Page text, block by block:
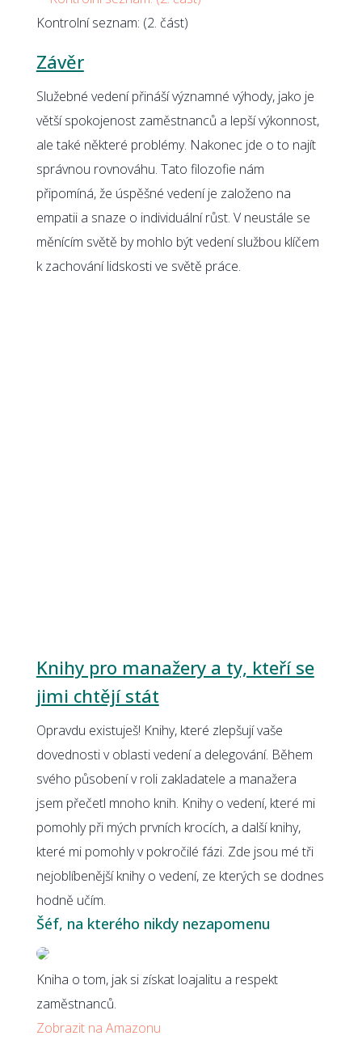
Kontrolní seznam: (2. část)
Závěr
Služebné vedení přináší významné výhody, jako je
větší spokojenost zaměstnanců a lepší výkonnost,
ale také některé problémy. Nakonec jde o to najít
správnou rovnováhu. Tato filozofie nám
připomíná, že úspěšné vedení je založeno na
empatii a snaze o individuální růst. V neustále se
měnícím světě by mohlo být vedení službou klíčem
k zachování lidskosti ve světě práce.
Knihy pro manažery a ty, kteří se
jimi chtějí stát
Opravdu existuješ! Knihy, které zlepšují vaše
dovednosti v oblasti vedení a delegování. Během
svého působení v roli zakladatele a manažera
jsem přečetl mnoho knih. Knihy o vedení, které mi
pomohly při mých prvních krocích, a další knihy,
které mi pomohly v pokročilé fázi. Zde jsou mé tři
nejoblíbenější knihy o vedení, ze kterých se dodnes
hodně učím.
Šéf, na kterého nikdy nezapomenu
Kniha o tom, jak si získat loajalitu a respekt
zaměstnanců.
Zobrazit na Amazonu